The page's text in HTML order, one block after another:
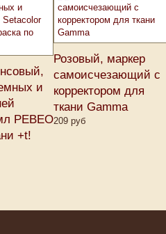
и
PEBEO
+t!
Розовый, маркер
самоисчезающий с
корректором для
ткани Gamma
209 руб